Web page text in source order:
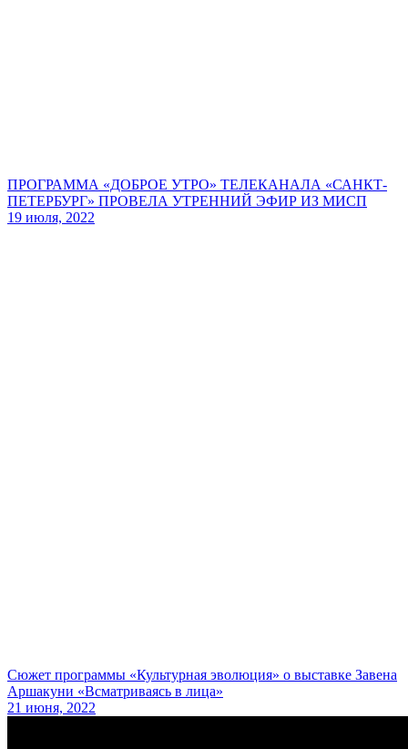
ПРОГРАММА «ДОБРОЕ УТРО» ТЕЛЕКАНАЛА «САНКТ-
ПЕТЕРБУРГ» ПРОВЕЛА УТРЕННИЙ ЭФИР ИЗ МИСП
19 июля, 2022
Сюжет программы «Культурная эволюция» о выставке Завена
Аршакуни «Всматриваясь в лица»
21 июня, 2022